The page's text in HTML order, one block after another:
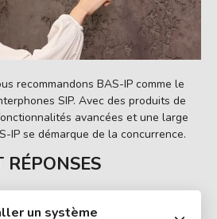
recommandons BAS-IP comme le
SIP. Avec des produits de
avancées et une large
IP se démarque de la concurrence.
RÉPONSES
un système